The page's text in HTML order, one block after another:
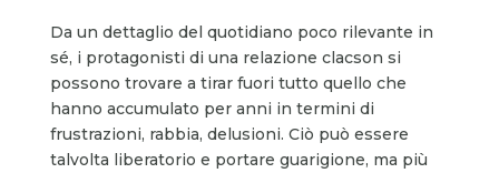
Da un dettaglio del quotidiano poco rilevante in
sé, i protagonisti di una relazione clacson si
possono trovare a tirar fuori tutto quello che
hanno accumulato per anni in termini di
frustrazioni, rabbia, delusioni. Ciò può essere
talvolta liberatorio e portare guarigione, ma più